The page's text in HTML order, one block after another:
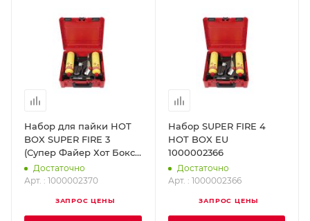
Набор для пайки HOT
BOX SUPER FIRE 3
(Супер Файер Хот Бокс)
ROTHENBERGER
1000002370
Достаточно
Арт. : 1000002370
ЗАПРОС ЦЕНЫ
Набор SUPER FIRE 4
HOT BOX EU
1000002366
Достаточно
Арт. : 1000002366
ЗАПРОС ЦЕНЫ